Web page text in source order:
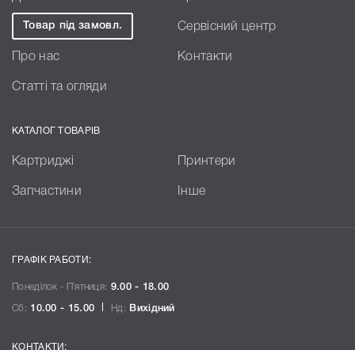
Товар під замовл. Сервісний центр
Про нас Контакти
Статті та огляди
КАТАЛОГ ТОВАРІВ
Картриджі Принтери
Запчастини Інше
ГРАФІК РАБОТИ:
Понеділок - П`ятниця: 9.00 - 18.00
Сб: 10.00 - 15.00 Нд: Вихідний
КОНТАКТИ: